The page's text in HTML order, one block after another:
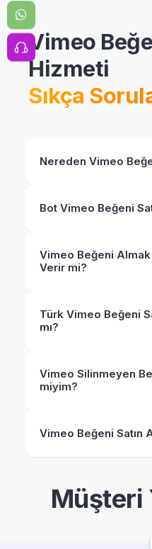
Vimeo
Hizmeti
Sıkça
Nereden Vimeo
Bot Vimeo Beğeni
Vimeo Beğeni Almak
Verir mi?
Türk Vimeo Beğeni
mı?
Vimeo Silinmeyen
miyim?
Vimeo Beğeni Satın
Müşteri